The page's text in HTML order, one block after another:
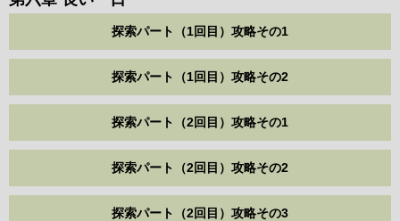
探索パート（1回目）攻略その1
探索パート（1回目）攻略その2
探索パート（2回目）攻略その1
探索パート（2回目）攻略その2
探索パート（2回目）攻略その3